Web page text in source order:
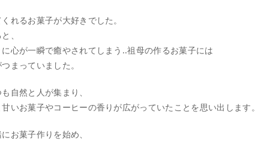
れるお菓子が大好きでした。
、
心が一瞬で癒やされてしまう..祖母の作るお菓子には
まっていました。
自然と人が集まり、
いお菓子やコーヒーの香りが広がっていたことを思い出します。
お菓子作りを始め、